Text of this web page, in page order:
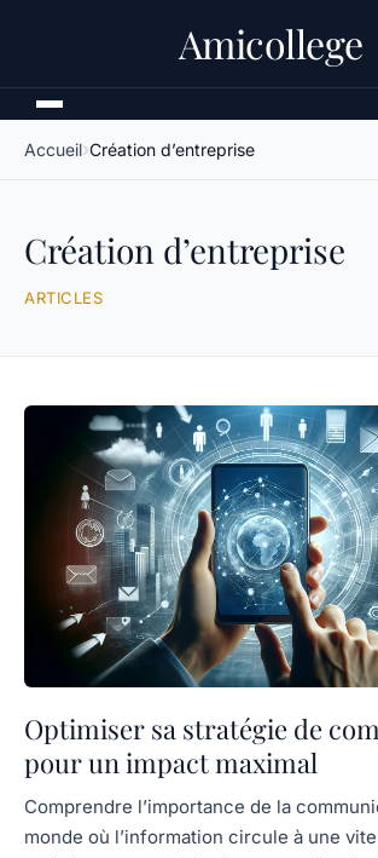
Amicollege
Accueil Création d’entreprise
Création d’entreprise
ARTICLES
Optimiser sa stratégie de
pour un impact maximal
Comprendre l’importance de la
monde où l’information circule à une